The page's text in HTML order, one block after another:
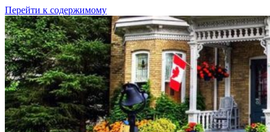
Перейти к содержимому